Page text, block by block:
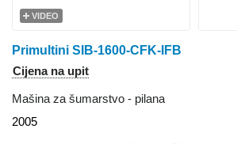
VIDEO
Primultini SIB-1600-CFK-IFB
Cijena na upit
Mašina za šumarstvo - pilana
2005